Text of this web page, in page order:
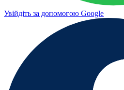
Увійдіть за допомогою Google